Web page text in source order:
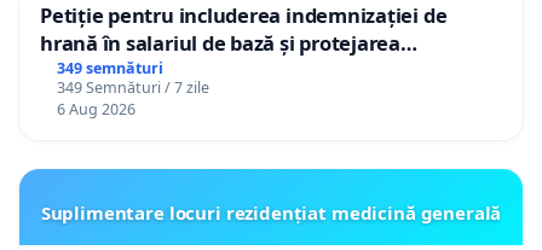
Petiție pentru includerea indemnizației de
hrană în salariul de bază și protejarea
gradațiilor de vechime pentru asistenții
personali
349 semnături
349 Semnături / 7 zile
6 Aug 2026
Suplimentare locuri rezidențiat medicină generală